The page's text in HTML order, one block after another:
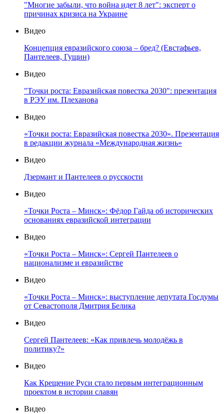
"Многие забыли, что война идет 8 лет": эксперт о
причинах кризиса на Украине
Видео
Концепция евразийского союза – бред? (Евстафьев,
Пантелеев, Гущин)
Видео
"Точки роста: Евразийская повестка 2030": презентация
в РЭУ им. Плеханова
Видео
«Точки роста: Евразийская повестка 2030». Презентация
в редакции журнала «Международная жизнь»
Видео
Дзермант и Пантелеев о русскости
Видео
«Точки Роста – Минск»: Фёдор Гайда об исторических
основаниях евразийской интеграции
Видео
«Точки Роста – Минск»: Сергей Пантелеев о
национализме и евразийстве
Видео
«Точки Роста – Минск»: выступление депутата Госдумы
от Севастополя Дмитрия Белика
Видео
Сергей Пантелеев: «Как привлечь молодёжь в
политику?»
Видео
Как Крещение Руси стало первым интеграционным
проектом в истории славян
Видео